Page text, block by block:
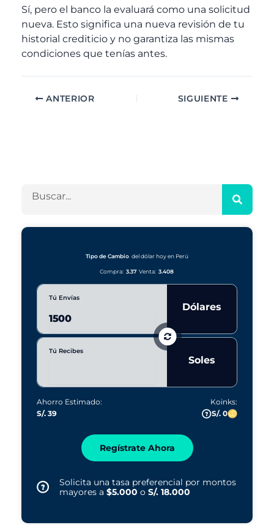
Sí, pero el banco la evaluará como una solicitud
nueva. Esto significa una nueva revisión de tu
historial crediticio y no garantiza las mismas
condiciones que tenías antes.
ANTERIOR SIGUIENTE
c
Tipo de Cambio del dólar hoy en Perú
Compra: 3.37 Venta: 3.408
Tú Envías
Dólares
Tú Recibes
Soles
Ahorro Estimado:
S/. 39
Koinks:
S/. 0
Regístrate Ahora
Solicita una tasa preferencial por montos
mayores a $5.000 o S/. 18.000
sí